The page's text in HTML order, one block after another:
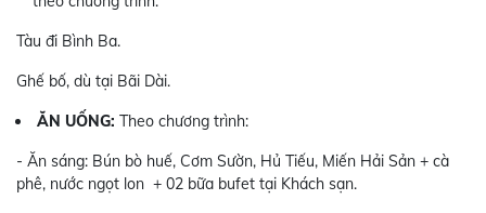
Tàu đi Bình Ba.
Ghế bố, dù tại Bãi Dài.
ĂN UỐNG: Theo chương trình:
- Ăn sáng: Bún bò huế, Cơm Sườn, Hủ Tiếu, Miến Hải Sản + cà
phê, nước ngọt lon + 02 bữa bufet tại Khách sạn.